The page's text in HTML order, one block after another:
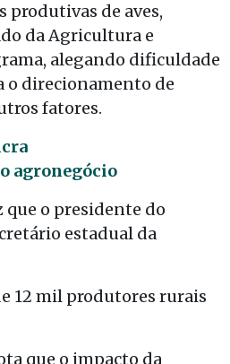
produtivas de aves,
da Agricultura e
alegando dificuldade
o direcionamento de
fatores.
agronegócio
que o presidente do
estadual da
12 mil produtores rurais
que o impacto da